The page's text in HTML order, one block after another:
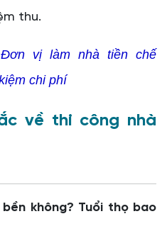
thu.
Đơn vị làm nhà tiền chế
chi phí
về thi công nhà
không? Tuổi thọ bao